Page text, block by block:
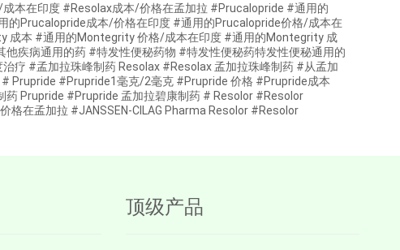
本在印度 #Resolax成本/价格在孟加拉 #Prucalopride #通用的
Prucalopride成本/价格在印度 #通用的Prucalopride价格/成本在
本 #通用的Montegrity 价格/成本在印度 #通用的Montegrity 成
疾病通用的药 #特发性便秘药物 #特发性便秘药特发性便秘通用的
疗 #孟加拉珠峰制药 Resolax #Resolax 孟加拉珠峰制药 #从孟加
Prupride #Prupride1毫克/2毫克 #Prupride 价格 #Prupride成本
Prupride #Prupride 孟加拉碧康制药 # Resolor #Resolor
在孟加拉 #JANSSEN-CILAG Pharma Resolor #Resolor
顶级产品